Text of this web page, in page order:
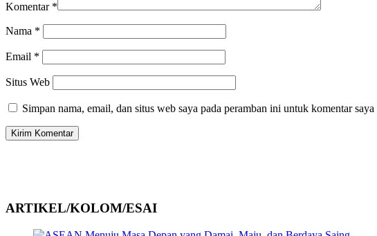
Komentar *
Nama *
Email *
Situs Web
Simpan nama, email, dan situs web saya pada peramban ini untuk komentar
ARTIKEL/KOLOM/ESAI